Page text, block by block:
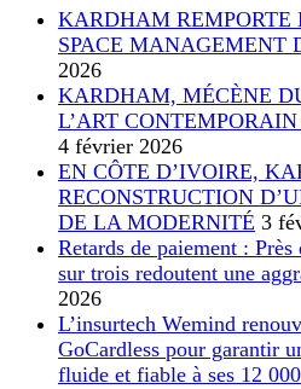
KARDHAM REMPORTE
SPACE MANAGEMENT
2026
KARDHAM, MÉCÈNE
L’ART
4 février 2026
EN CÔTE D’IVOIRE,
RECONSTRUCTION
DE LA MODERNITÉ 3
Retards de paiement :
sur trois redoutent une
2026
L’insurtech Wemind
GoCardless pour garantir
fluide et fiable à ses 12